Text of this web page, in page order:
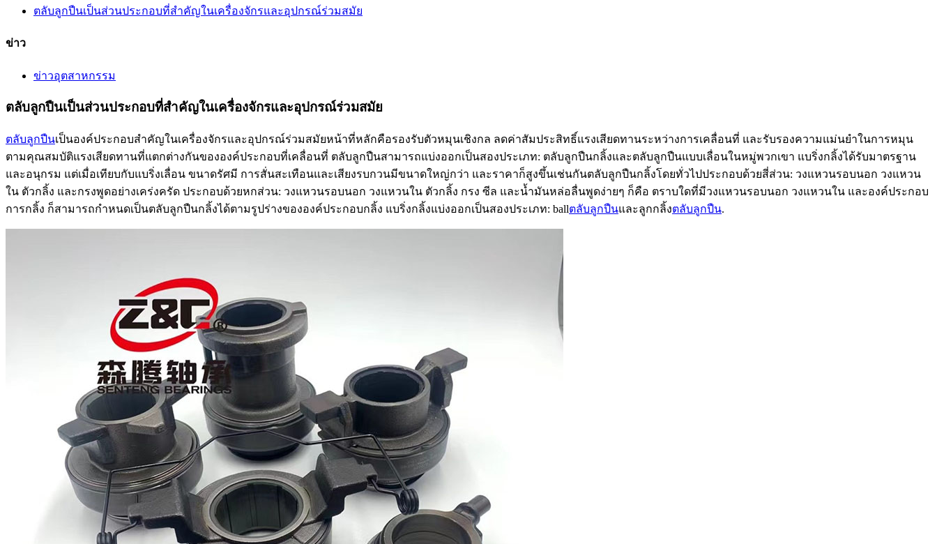
ตลับลูกปืนเป็นส่วนประกอบที่สำคัญในเครื่องจักรและอุปกรณ์ร่วมสมัย
ข่าว
ข่าวอุตสาหกรรม
ตลับลูกปืนเป็นส่วนประกอบที่สำคัญในเครื่องจักรและอุปกรณ์ร่วมสมัย
ตลับลูกปืนเป็นองค์ประกอบสำคัญในเครื่องจักรและอุปกรณ์ร่วมสมัยหน้าที่หลักคือรองรับตัวหมุนเชิงกล ลดค่าสัมประสิทธิ์แรงเสียดทานระหว่างการเคลื่อนที่ และรับรองความแม่นยำในการหมุน
ตามคุณสมบัติแรงเสียดทานที่แตกต่างกันขององค์ประกอบที่เคลื่อนที่ ตลับลูกปืนสามารถแบ่งออกเป็นสองประเภท: ตลับลูกปืนกลิ้งและตลับลูกปืนแบบเลื่อนในหมู่พวกเขา แบริ่งกลิ้งได้รับมาตรฐาน
และอนุกรม แต่เมื่อเทียบกับแบริ่งเลื่อน ขนาดรัศมี การสั่นสะเทือนและเสียงรบกวนมีขนาดใหญ่กว่า และราคาก็สูงขึ้นเช่นกันตลับลูกปืนกลิ้งโดยทั่วไปประกอบด้วยสี่ส่วน: วงแหวนรอบนอก วงแหวน
ใน ตัวกลิ้ง และกรงพูดอย่างเคร่งครัด ประกอบด้วยหกส่วน: วงแหวนรอบนอก วงแหวนใน ตัวกลิ้ง กรง ซีล และน้ำมันหล่อลื่นพูดง่ายๆ ก็คือ ตราบใดที่มีวงแหวนรอบนอก วงแหวนใน และองค์ประกอบ
การกลิ้ง ก็สามารถกำหนดเป็นตลับลูกปืนกลิ้งได้ตามรูปร่างขององค์ประกอบกลิ้ง แบริ่งกลิ้งแบ่งออกเป็นสองประเภท: ballตลับลูกปืนและลูกกลิ้งตลับลูกปืน.